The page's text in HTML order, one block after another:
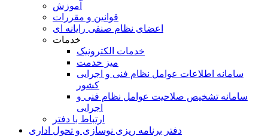
آموزش
قوانین و مقررات
اعضای نظام صنفی رایانه ای
خدمات
خدمات الکترونیک
میز خدمت
سامانه اطلاعات عوامل نظام فنی و اجرایی
کشور
سامانه تشخیص صلاحیت عوامل نظام فنی و
اجرایی
ارتباط با دفتر
دفتر برنامه ريزی نوسازی و تحول اداری